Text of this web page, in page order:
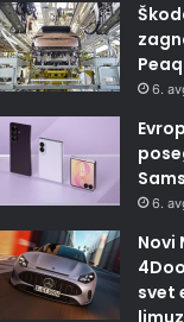
6.
6.
Novi
svet